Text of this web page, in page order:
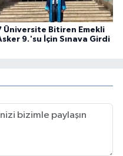
Üniversite Bitiren Emekli
9.'su İçin Sınava Girdi